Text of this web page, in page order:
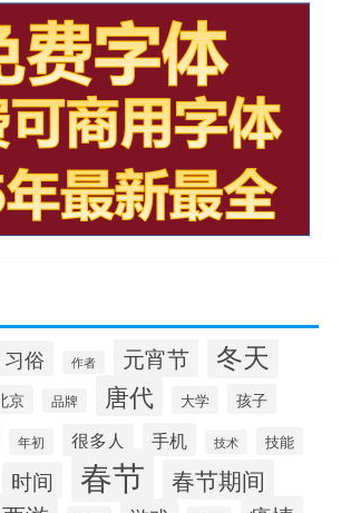
习俗 作者 元宵节 冬天
京 品牌 唐代 大学 孩子
年初 很多人 手机 技术 技能
时间 春节 春节期间